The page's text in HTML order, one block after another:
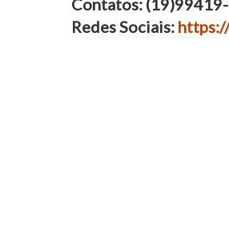
Contatos:
Redes Sociais: